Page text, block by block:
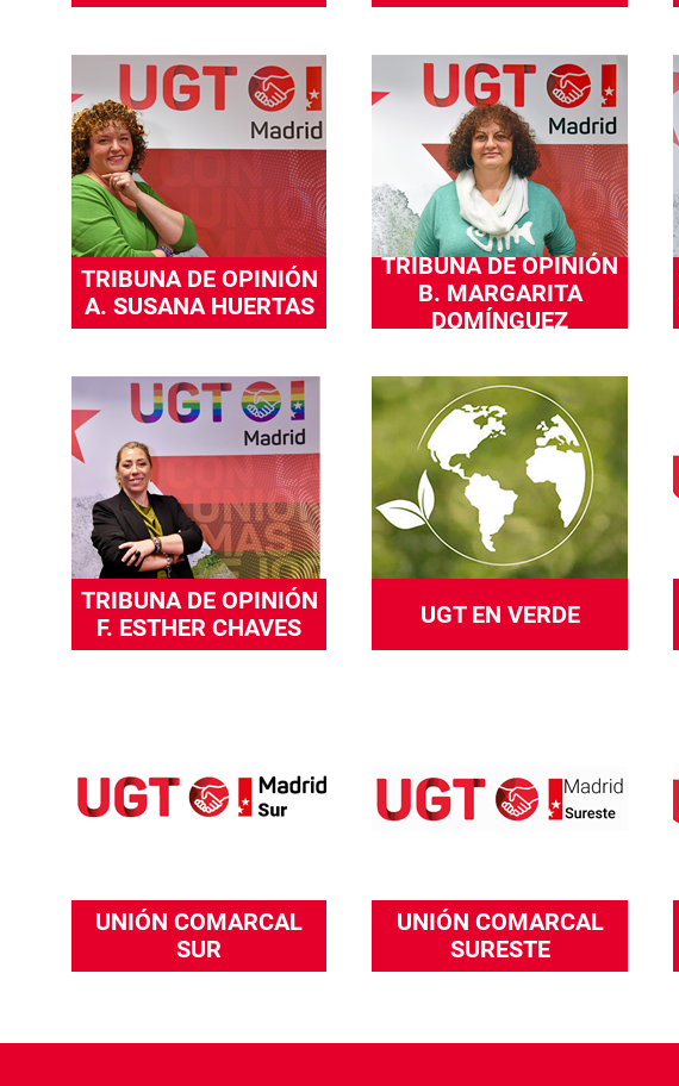
TRIBUNA DE OPINIÓN
A. SUSANA HUERTAS
TRIBUNA DE OPINIÓN
B. MARGARITA
DOMÍNGUEZ
TRIBUNA DE OPINIÓN
F. ESTHER CHAVES
UGT EN VERDE
UNIÓN COMARCAL
SUR
UNIÓN COMARCAL
SURESTE